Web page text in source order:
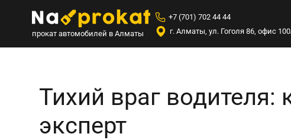
прокат автомобилей в Алматы
+7 (701) 702 44 44
г. Алматы, ул. Гоголя 86, офис
Тихий враг водителя:
эксперт